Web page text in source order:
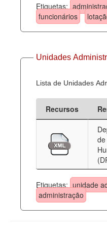
Etiquetas:
funcionários
Unidades
Lista de Unidades
Recursos
Etiquetas: unidade
administração